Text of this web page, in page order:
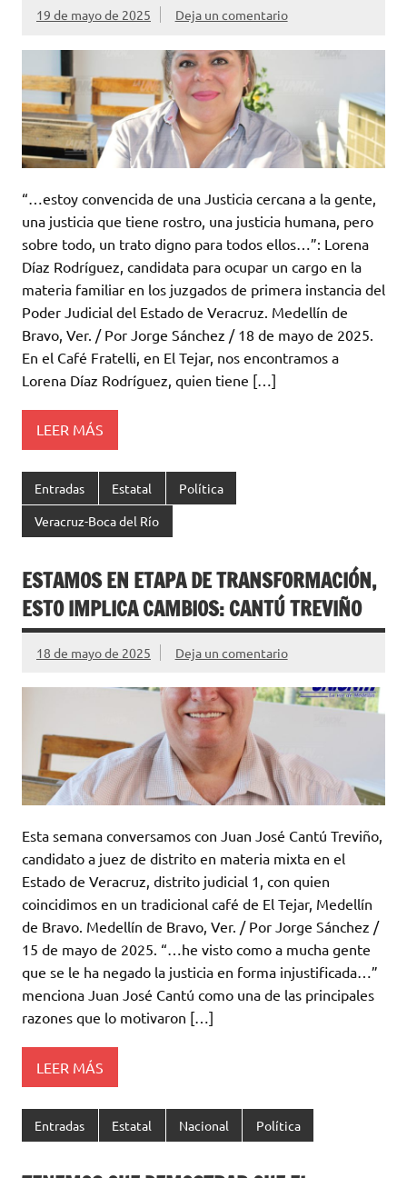
19 de mayo de 2025 Deja un comentario
“…estoy convencida de una Justicia cercana a la gente,
una justicia que tiene rostro, una justicia humana, pero
sobre todo, un trato digno para todos ellos…”: Lorena
Díaz Rodríguez, candidata para ocupar un cargo en la
materia familiar en los juzgados de primera instancia del
Poder Judicial del Estado de Veracruz. Medellín de
Bravo, Ver. / Por Jorge Sánchez / 18 de mayo de 2025.
En el Café Fratelli, en El Tejar, nos encontramos a
Lorena Díaz Rodríguez, quien tiene […]
LEER MÁS
Entradas Estatal Política
Veracruz-Boca del Río
ESTAMOS EN ETAPA DE TRANSFORMACIÓN,
ESTO IMPLICA CAMBIOS: CANTÚ TREVIÑO
18 de mayo de 2025 Deja un comentario
Esta semana conversamos con Juan José Cantú Treviño,
candidato a juez de distrito en materia mixta en el
Estado de Veracruz, distrito judicial 1, con quien
coincidimos en un tradicional café de El Tejar, Medellín
de Bravo. Medellín de Bravo, Ver. / Por Jorge Sánchez /
15 de mayo de 2025. “…he visto como a mucha gente
que se le ha negado la justicia en forma injustificada…”
menciona Juan José Cantú como una de las principales
razones que lo motivaron […]
LEER MÁS
Entradas Estatal Nacional Política